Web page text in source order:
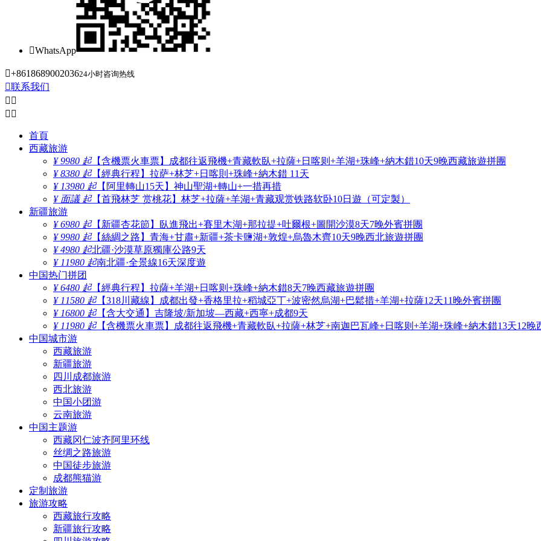
WhatsApp
+861868900203624小时咨询热线
联系我们
 
 
首頁
西藏旅游
¥ 9980 起【含機票火車票】成都往返飛機+青藏軟臥+拉薩+日喀则+羊湖+珠峰+納木錯10天9晚西藏旅遊拼團
¥ 8380 起【經典行程】拉萨+林芝+日喀則+珠峰+納木錯 11天
¥ 13980 起【阿里轉山15天】神山聖湖+轉山+一措再措
¥ 面議 起【首飛林芝 赏桃花】林芝+拉薩+羊湖+青藏观赏铁路软卧10日遊（可定製）
新疆旅游
¥ 6980 起【新疆杏花節】臥進飛出+賽里木湖+那拉提+吐爾根+圖開沙漠8天7晚外賓拼團
¥ 9980 起【絲綢之路】青海+甘肅+新疆+茶卡鹽湖+敦煌+烏魯木齊10天9晚西北旅遊拼團
¥ 4980 起北疆·沙漠草原獨庫公路9天
¥ 11980 起南北疆·全景線16天深度遊
中国热门拼团
¥ 6480 起【經典行程】拉薩+羊湖+日喀则+珠峰+納木錯8天7晚西藏旅遊拼團
¥ 11580 起【318川藏線】成都出發+香格里拉+稻城亞丁+波密然烏湖+巴鬆措+羊湖+拉薩12天11晚外賓拼團
¥ 16800 起【含大交通】吉隆坡/新加坡—西藏+西寧+成都9天
¥ 11980 起【含機票火車票】成都往返飛機+青藏軟臥+拉薩+林芝+南迦巴瓦峰+日喀则+羊湖+珠峰+納木錯13天12晚
中国城市游
西藏旅游
新疆旅游
四川成都旅游
西北旅游
中国小团游
云南旅游
中国主题游
西藏冈仁波齐阿里环线
丝绸之路旅游
中国徒步旅游
成都熊猫游
定制旅游
旅游攻略
西藏旅行攻略
新疆旅行攻略